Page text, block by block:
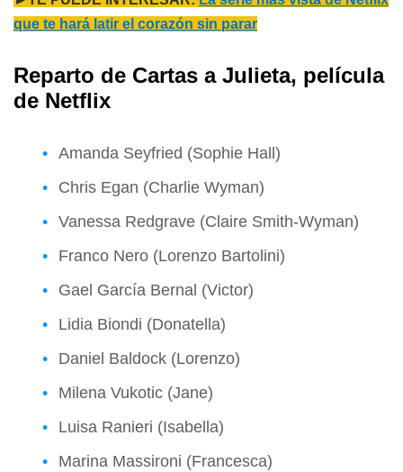
que te hará latir el corazón sin parar
Reparto de Cartas a Julieta, película
de Netflix
Amanda Seyfried (Sophie Hall)
Chris Egan (Charlie Wyman)
Vanessa Redgrave (Claire Smith-Wyman)
Franco Nero (Lorenzo Bartolini)
Gael García Bernal (Victor)
Lidia Biondi (Donatella)
Daniel Baldock (Lorenzo)
Milena Vukotic (Jane)
Luisa Ranieri (Isabella)
Marina Massironi (Francesca)